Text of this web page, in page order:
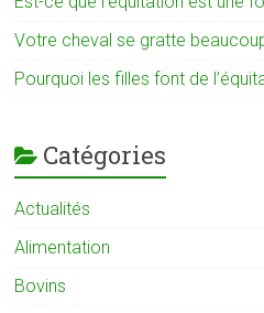
Votre cheval se gratte
Pourquoi les filles font de
Catégories
Actualités
Alimentation
Bovins